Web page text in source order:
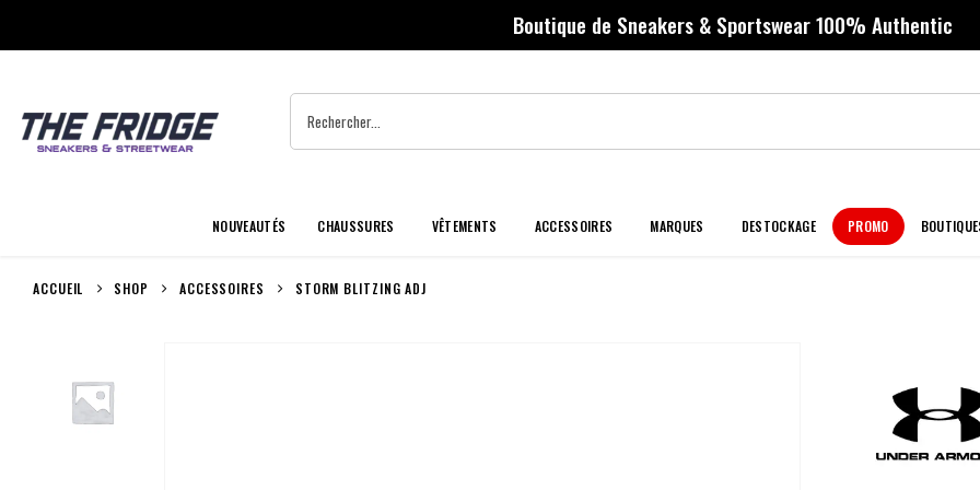
Boutique de Sneakers & Sportswear 100% Authentic
NOUVEAUTÉS CHAUSSURES VÊTEMENTS ACCESSOIRES MARQUES DESTOCKAGE PROMO
ACCUEIL SHOP ACCESSOIRES STORM BLITZING ADJ